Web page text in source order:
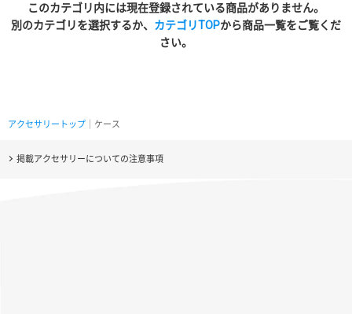
このカテゴリ内には現在登録されている商品がありません。
別のカテゴリを選択するか、 カテゴリTOPから商品一覧をご覧くだ
さい。
アクセサリートップ ｜ケース
掲載アクセサリーについての注意事項